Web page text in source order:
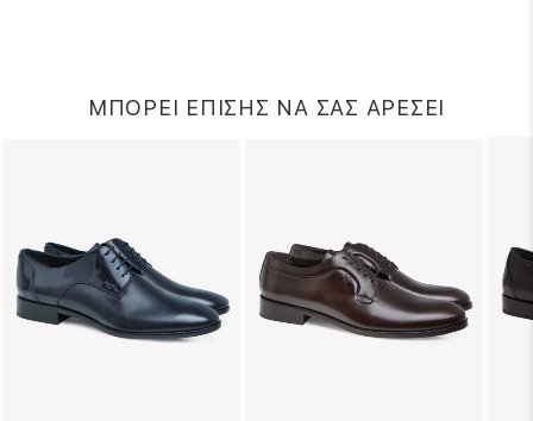
ΜΠΟΡΕΙ ΕΠΙΣΗΣ ΝΑ ΣΑΣ ΑΡΕΣΕΙ